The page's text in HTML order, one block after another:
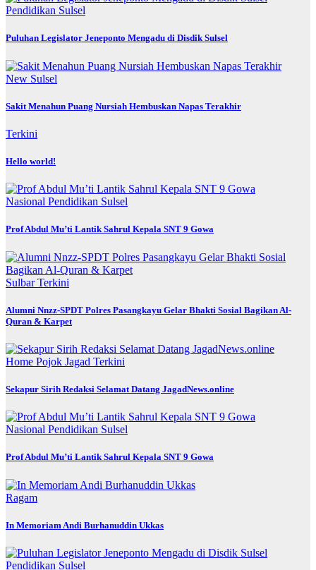
Pendidikan Sulsel
Puluhan Legislator Jeneponto Mengadu di Disdik Sulsel
New Sulsel
Sakit Menahun Puang Nursiah Hembuskan Napas Terakhir
Terkini
Hello world!
Nasional Pendidikan Sulsel
Prof Abdul Mu’ti Lantik Sahrul Kepala SNT 9 Gowa
SulbarTerkini
Alumni Nnzz-SPDT Polres Pasangkayu Gelar Bhakti Sosial Bagikan Al-
Quran & Karpet
Home Pojok Jagad Terkini
Sekapur Sirih Redaksi Selamat Datang JagadNews.online
Nasional Pendidikan Sulsel
Prof Abdul Mu’ti Lantik Sahrul Kepala SNT 9 Gowa
Ragam
In Memoriam Andi Burhanuddin Ukkas
Pendidikan Sulsel